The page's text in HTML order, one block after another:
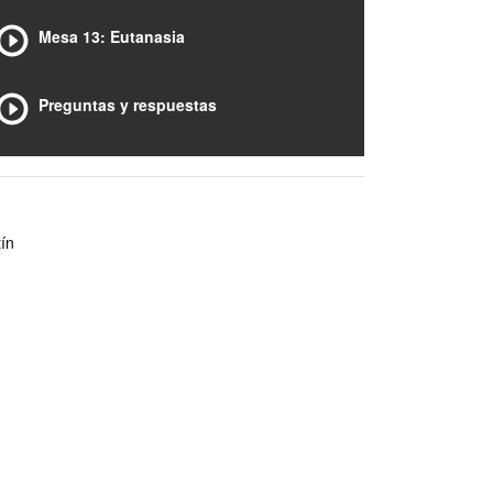
Mesa 13: Eutanasia
Preguntas y respuestas